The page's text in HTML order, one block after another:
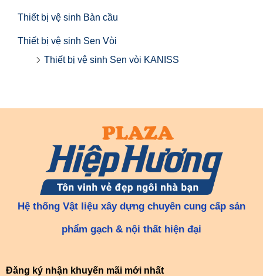
Thiết bị vệ sinh Bàn cầu
Thiết bị vệ sinh Sen Vòi
Thiết bị vệ sinh Sen vòi KANISS
Hệ thống Vật liệu xây dựng chuyên cung cấp sản
phẩm gạch & nội thất hiện đại
Đăng ký nhận khuyến mãi mới nhất